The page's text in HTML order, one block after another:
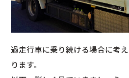
過走行車に乗り続ける場合に考
ります。